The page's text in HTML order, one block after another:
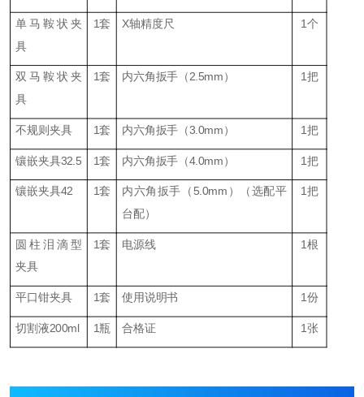
单马鞍状夹
具
1套 X轴精度尺 1个
双马鞍状夹
具
1套 内六角扳手（2.5mm） 1把
不规则夹具 1套 内六角扳手（3 .0mm） 1把
镶嵌夹具32.5 1套 内六角扳手（4.0mm） 1把
镶嵌夹具42 1套 内六角扳手（ 5.0mm） （选配平
台配）
1把
圆柱泪滴型
夹具
1套 电源线 1根
平口钳夹具 1套 使用说明书 1份
切割液200ml 1瓶 合格证 1张